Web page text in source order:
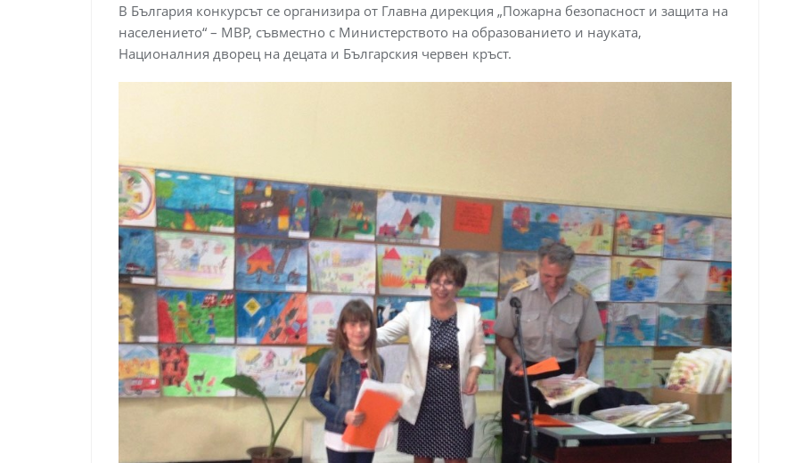
В България конкурсът се организира от Главна дирекция „Пожарна безопасност и защита на
населението“ – МВР, съвместно с Министерството на образованието и науката,
Националния дворец на децата и Българския червен кръст.